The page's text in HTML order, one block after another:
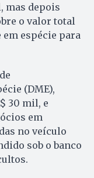
mas depois
o valor total
em espécie para
(DME),
30 mil, e
em
no veículo
sob o banco